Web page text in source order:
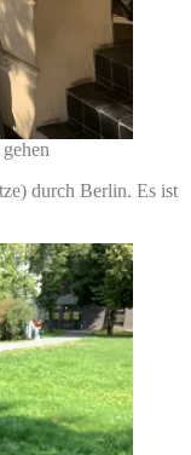
durch Berlin. Es ist